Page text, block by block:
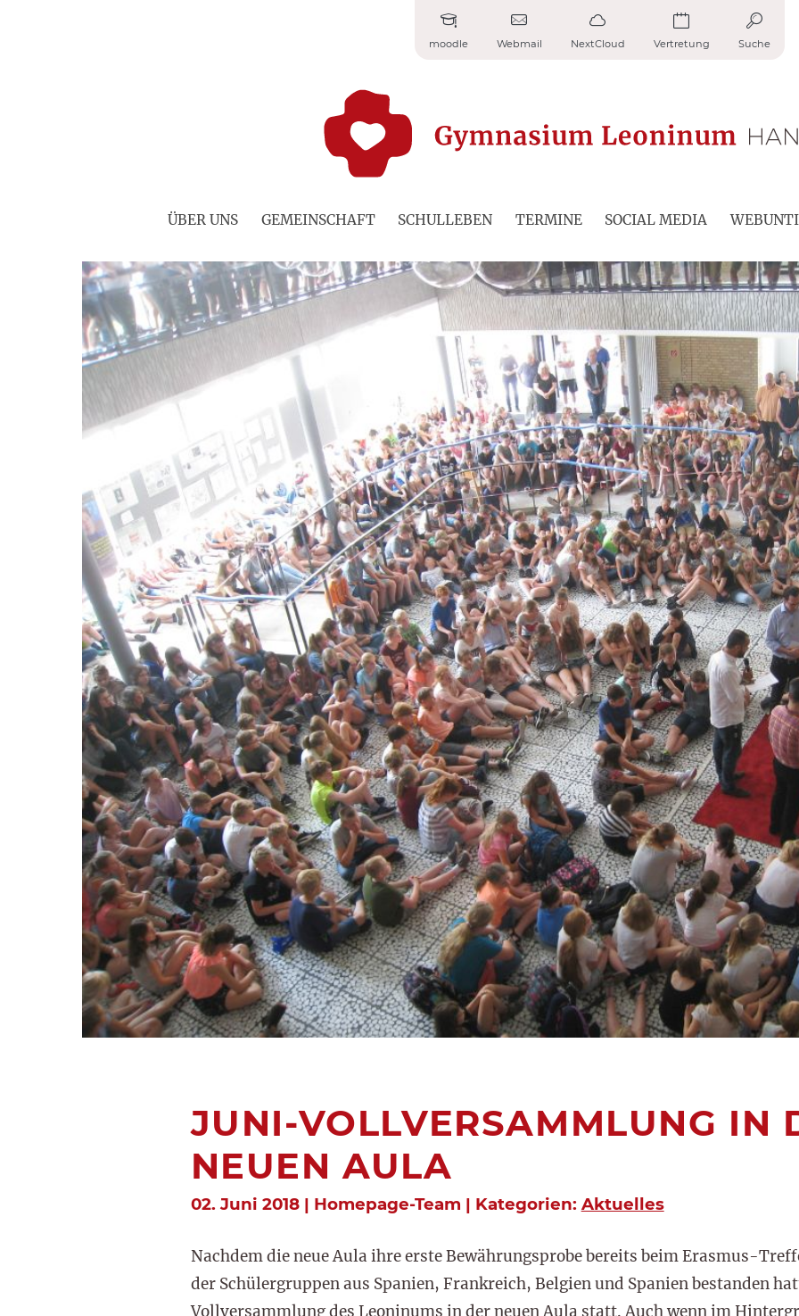
moodle Webmail NextCloud Vertretung Suche
ÜBER UNS GEMEINSCHAFT SCHULLEBEN TERMINE SOCIAL MEDIA
JUNI-VOLLVERSAMMLUNG IN
NEUEN AULA
02. Juni 2018 | Homepage-Team | Kategorien: Aktuelles
Nachdem die neue Aula ihre erste Bewährungsprobe bereits beim Erasmus-
der Schülergruppen aus Spanien, Frankreich, Belgien und Spanien bestanden
Vollversammlung des Leoninums in der neuen Aula statt. Auch wenn im